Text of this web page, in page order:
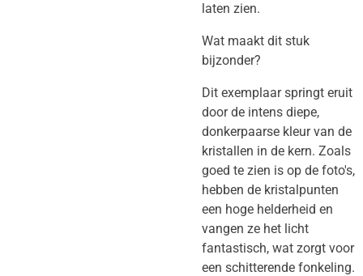
laten zien.
​Wat maakt dit stuk
bijzonder?
Dit exemplaar springt eruit
door de intens diepe,
donkerpaarse kleur van de
kristallen in de kern. Zoals
goed te zien is op de foto's,
hebben de kristalpunten
een hoge helderheid en
vangen ze het licht
fantastisch, wat zorgt voor
een schitterende fonkeling.